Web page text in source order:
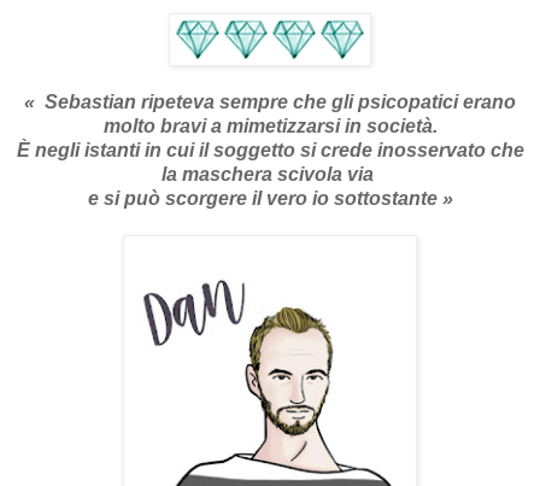
« Sebastian ripeteva sempre che gli psicopatici erano
molto bravi a mimetizzarsi in società.
È negli istanti in cui il soggetto si crede inosservato che
la maschera scivola via
e si può scorgere il vero io sottostante »